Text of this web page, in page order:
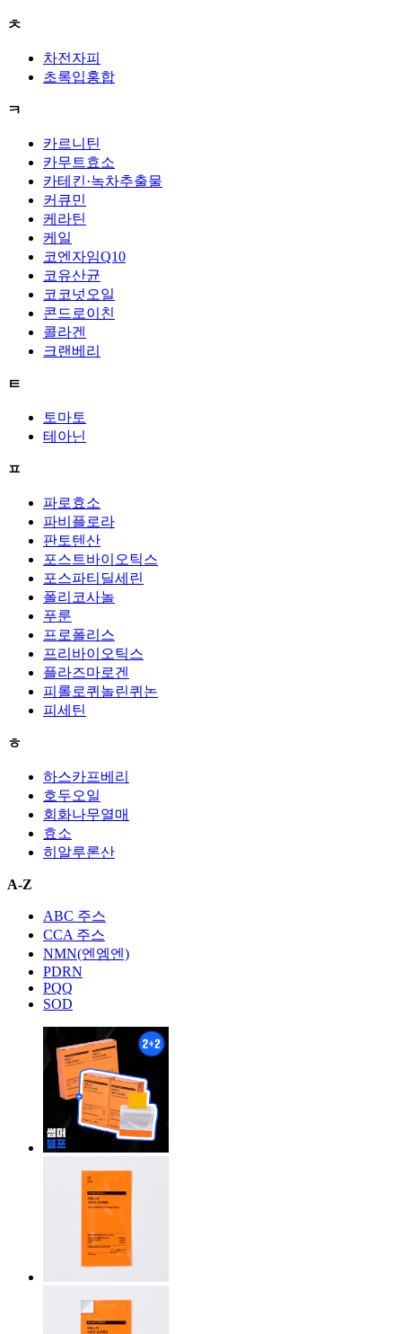
ㅊ
차전자피
초록입홍합
ㅋ
카르니틴
카무트효소
카테킨·녹차추출물
커큐민
케라틴
케일
코엔자임Q10
코유산균
코코넛오일
콘드로이친
콜라겐
크랜베리
ㅌ
토마토
테아닌
ㅍ
파로효소
파비플로라
판토텐산
포스트바이오틱스
포스파티딜세린
폴리코사놀
푸룬
프로폴리스
프리바이오틱스
플라즈마로겐
피롤로퀴놀린퀴논
피세틴
ㅎ
하스카프베리
호두오일
회화나무열매
효소
히알루론산
A-Z
ABC 주스
CCA 주스
NMN(엔엠엔)
PDRN
PQQ
SOD